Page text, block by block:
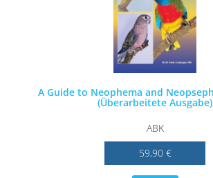
A Guide to Neophema and
(Überarbeitete Ausgabe)
ABK
59,90 €